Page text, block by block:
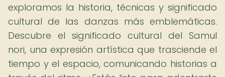
exploramos la historia, técnicas y significado
cultural de las danzas más emblemáticas.
Descubre el significado cultural del Samul
nori, una expresión artística que trasciende el
tiempo y el espacio, comunicando historias a